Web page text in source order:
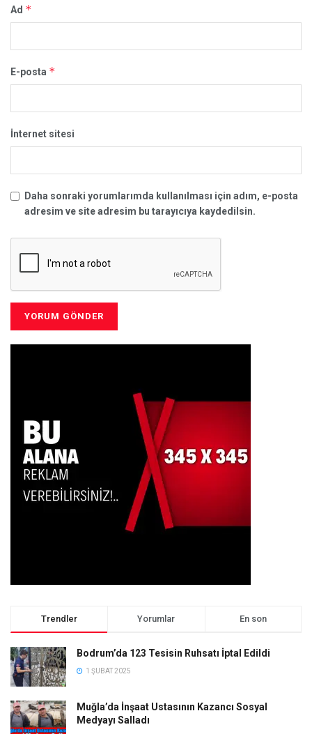
Ad *
E-posta *
İnternet sitesi
Daha sonraki yorumlarımda kullanılması için adım, e-posta
adresim ve site adresim bu tarayıcıya kaydedilsin.
Trendler Yorumlar En son
Bodrum’da 123 Tesisin Ruhsatı İptal Edildi
1 ŞUBAT 2025
Muğla’da İnşaat Ustasının Kazancı Sosyal
Medyayı Salladı